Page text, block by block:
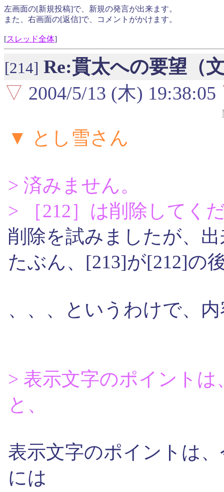
左画面の[新規投稿]で、新規の発言が出来ます。
また、右画面の[返信]で、コメントがかけます。
[スレッド全体]
[214] Re:貫太への要望（
▽ 2004/5/13 (木) 19:38:05
▼ とし雪さん
> 済みません。
> ［212］は削除してく
削除を試みましたが、
たぶん、[213]が[212]の
、、、というわけで、
> 表示文字のポイント
と、
表示文字のポイントは
には